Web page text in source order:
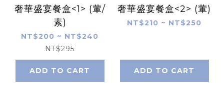
奢華盛宴餐盒<1> (葷/
素)
NT$200 ~ NT$240
NT$295
ADD TO CART
奢華盛宴餐盒<2> (葷)
NT$210 ~ NT$250
ADD TO CART